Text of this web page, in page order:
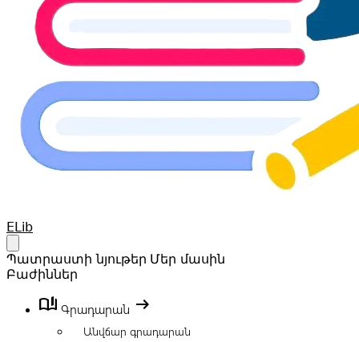
Your Company
ELib
Պատրաստի նյութեր Մեր մասին
Բաժիններ
book_ribbon Գրադարան arrow_right_alt
Անվճար գրադարան